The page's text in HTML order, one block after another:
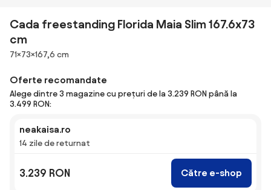
Cada freestanding Florida Maia Slim 167.6x73
cm
Dimensiuni
71×73×167,6 cm
Oferte recomandate
Alege dintre 3 magazine cu prețuri de la 3.239 RON până la
3.499 RON:
neakaisa.ro
14 zile de returnat
3.239 RON Către e-shop